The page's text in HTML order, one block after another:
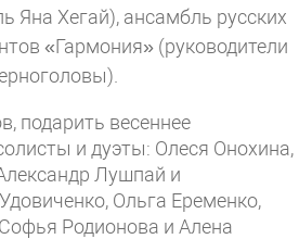
Яна Хегай), ансамбль русских
«Гармония» (руководители
подарить весеннее
и дуэты: Олеся Онохина,
Лушпай и
Ольга Еременко,
Родионова и Алена